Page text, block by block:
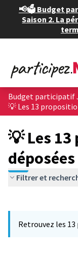
📢🗳️ Budget
Saison 2. La
Budget participatif
💡 Les 13
💡 Les
déposées
Filtrer et
−
Retrouvez les